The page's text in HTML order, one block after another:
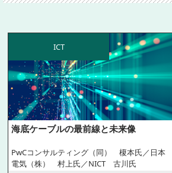
ICT
海底ケーブルの最前線と未来像
PwCコンサルティング（同） 榎本氏／日本
電気（株） 村上氏／NICT 古川氏